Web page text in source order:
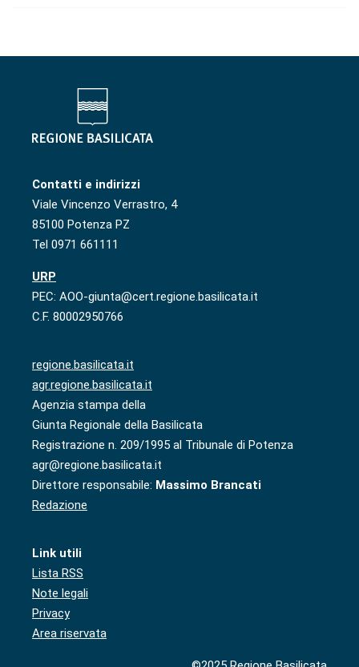
Contatti e indirizzi
Viale Vincenzo Verrastro, 4
85100 Potenza PZ
Tel 0971 661111
URP
PEC: AOO-giunta@cert.regione.basilicata.it
C.F. 80002950766
regione.basilicata.it
agr.regione.basilicata.it
Agenzia stampa della
Giunta Regionale della Basilicata
Registrazione n. 209/1995 al Tribunale di Potenza
agr@regione.basilicata.it
Direttore responsabile: Massimo Brancati
Redazione
Link utili
Lista RSS
Note legali
Privacy
Area riservata